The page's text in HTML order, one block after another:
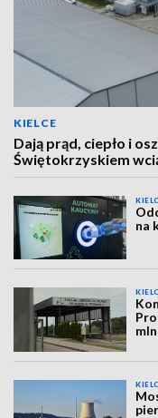
KIELCE
Dają prąd, ciepło i
Świętokrzyskiem
na
mln